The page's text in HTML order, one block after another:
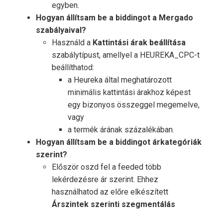
egyben.
Hogyan állítsam be a biddingot a Mergado
szabályaival?
Használd a Kattintási árak beállítása
szabálytípust, amellyel a HEUREKA_CPC-t
beállíthatod:
a Heureka által meghatározott
minimális kattintási árakhoz képest
egy bizonyos összeggel megemelve,
vagy
a termék árának százalékában.
Hogyan állítsam be a biddingot árkategóriák
szerint?
Először oszd fel a feeded több
lekérdezésre ár szerint. Ehhez
használhatod az előre elkészített
Árszintek szerinti szegmentálás